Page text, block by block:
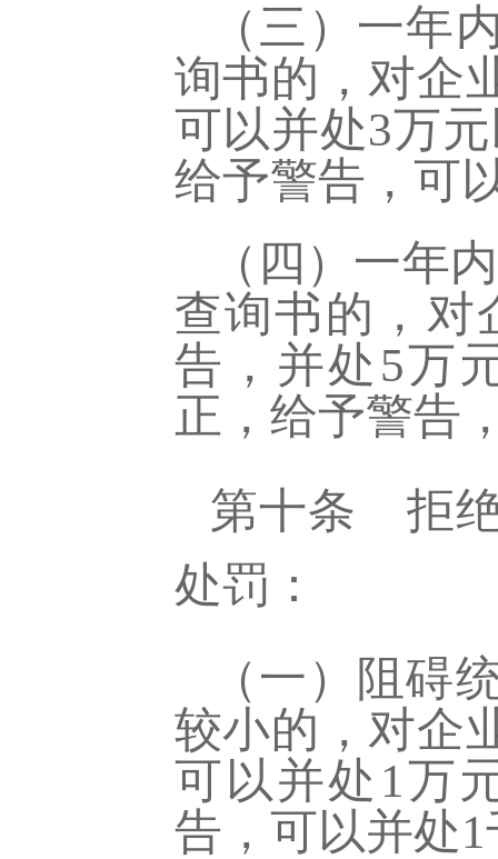
（三）一年
询书的，对企
可以并处3万
给予警告，可
（四）一年
查询书的，对
告，并处5万
正，给予警告
第十条
拒
处罚：
（一）阻碍
较小的，对企
可以并处 1万
告，可以并处